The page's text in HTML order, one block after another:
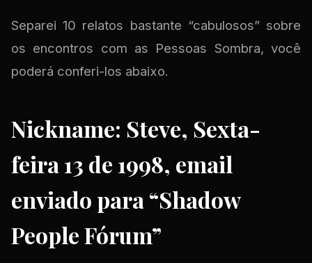
Separei 10 relatos bastante “cabulosos” sobre
os encontros com as Pessoas Sombra, você
poderá conferi-los abaixo.
Nickname: Steve, Sexta-
feira 13 de 1998, email
enviado para “Shadow
People Fórum”